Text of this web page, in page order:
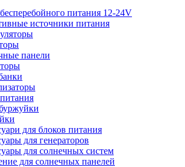
питания 12-24V
источники питания
панели
для блоков питания
для генераторов
для солнечных систем
для солнечных панелей